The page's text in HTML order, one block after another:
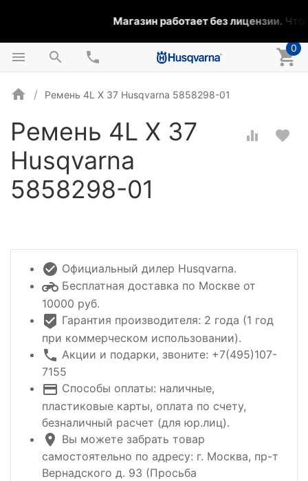
Магазин работает без лицензии.
0
Ремень 4L X 37 Husqvarna 5858298-01
Ремень 4L X 37
Husqvarna
5858298-01
Официальный дилер Husqvarna.
Бесплатная доставка по Москве от
10000 руб.
Гарантия производителя: 2 года (1 год
при коммерческом использовании).
Акции и подарки, звоните: +7(495)107-
7155
Способы оплаты: наличные,
пластиковые карты, оплата по счету,
безналичный расчет (для юр.лиц).
Вы можете забрать товар
самостоятельно по адресу: г. Москва, пр-т
Вернадского д. 93 (Просьба